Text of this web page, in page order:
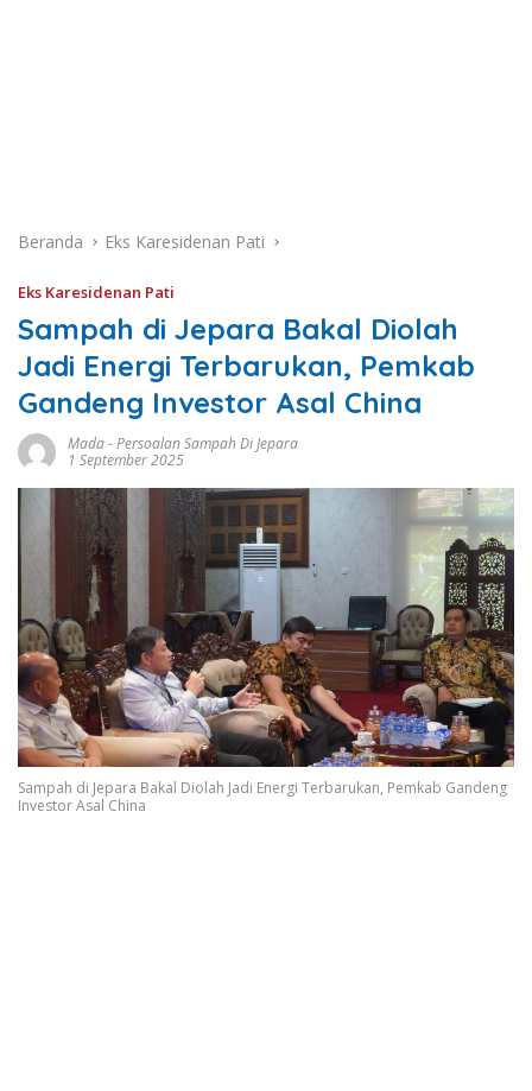
Beranda Eks Karesidenan Pati
Eks Karesidenan Pati
Sampah di Jepara Bakal Diolah
Jadi Energi Terbarukan, Pemkab
Gandeng Investor Asal China
Mada-Persoalan Sampah Di Jepara
1 September 2025
Sampah di Jepara Bakal Diolah Jadi Energi Terbarukan, Pemkab Gandeng
Investor Asal China